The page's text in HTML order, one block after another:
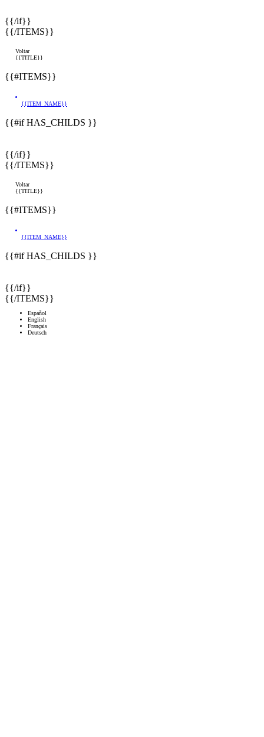
{{/if}}
{{/ITEMS}}
Voltar
{{TITLE}}
{{#ITEMS}}
{{ITEM_NAME}}
{{#if HAS_CHILDS }}
{{/if}}
{{/ITEMS}}
Voltar
{{TITLE}}
{{#ITEMS}}
{{ITEM_NAME}}
{{#if HAS_CHILDS }}
{{/if}}
{{/ITEMS}}
Español
English
Français
Deutsch